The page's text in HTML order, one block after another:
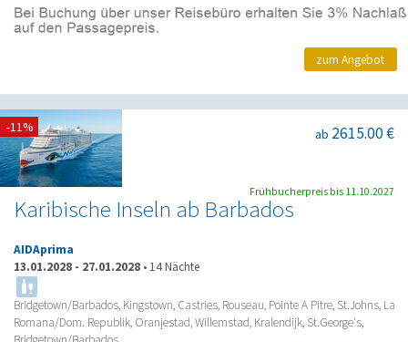
zum Angebot
Karibische Inseln ab Barbados
ab 2615.00 €
AIDAprima
13.01.2028 - 27.01.2028 • 14 Nächte
Bridgetown/Barbados, Kingstown, Castries, Rouseau, Pointe A Pitre, St.Johns, La
Romana/Dom. Republik, Oranjestad, Willemstad, Kralendijk, St.George's,
-11%
Frühbucherpreis bis 11.10.2027